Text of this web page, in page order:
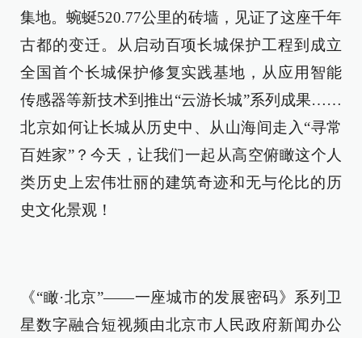
集地。蜿蜒520.77公里的砖墙，见证了这座千年
古都的变迁。从启动百项长城保护工程到成立
全国首个长城保护修复实践基地，从应用智能
传感器等新技术到推出“云游长城”系列成果……
北京如何让长城从历史中、从山海间走入“寻常
百姓家”？今天，让我们一起从高空俯瞰这个人
类历史上宏伟壮丽的建筑奇迹和无与伦比的历
史文化景观！
《“瞰·北京”——一座城市的发展密码》系列卫
星数字融合短视频由北京市人民政府新闻办公